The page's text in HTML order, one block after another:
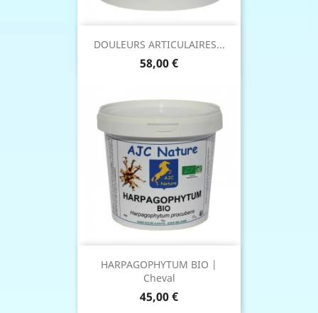
DOULEURS ARTICULAIRES...
Prix
58,00 €
HARPAGOPHYTUM BIO |
Cheval
Prix
45,00 €